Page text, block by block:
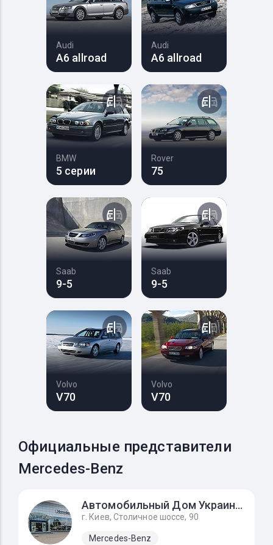
Audi
A6 allroad
Audi
A6 allroad
BMW
5 серии
Rover
75
Saab
9-5
Saab
9-5
Volvo
V70
Volvo
V70
Официальные представители
Mercedes-Benz
Автомобильный Дом Украина-Мерседес Бенц
г. Киев, Столичное шоссе, 90
Mercedes-Benz